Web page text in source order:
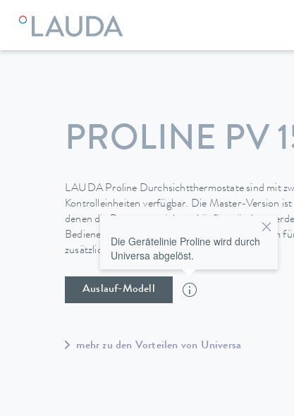
LAUDA Temperiergeräte Viscotemp
PROLINE PV
LAUDA Proline Durchsichtthermostate sind mit
Kontrolleinheiten verfügbar. Die Master-Version
denen die Parameter nicht so häufig geändert
Bedieneinheit bietet ein Grafik-LCD-Bildschirm
zusätzlich einen Programmgeber.
Auslauf-Modell
Die Gerätelinie Proline wird durch
Universa abgelöst.
mehr zu den Vorteilen von Universa